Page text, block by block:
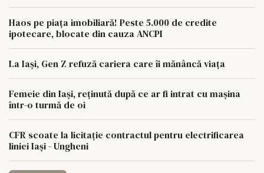
Haos pe piața imobiliară! Peste 5.000 de credite
ipotecare, blocate din cauza ANCPI
La Iași, Gen Z refuză cariera care îi mănâncă viața
Femeie din Iași, reținută după ce ar fi intrat cu mașina
într-o turmă de oi
CFR scoate la licitație contractul pentru electrificarea
liniei Iași - Ungheni